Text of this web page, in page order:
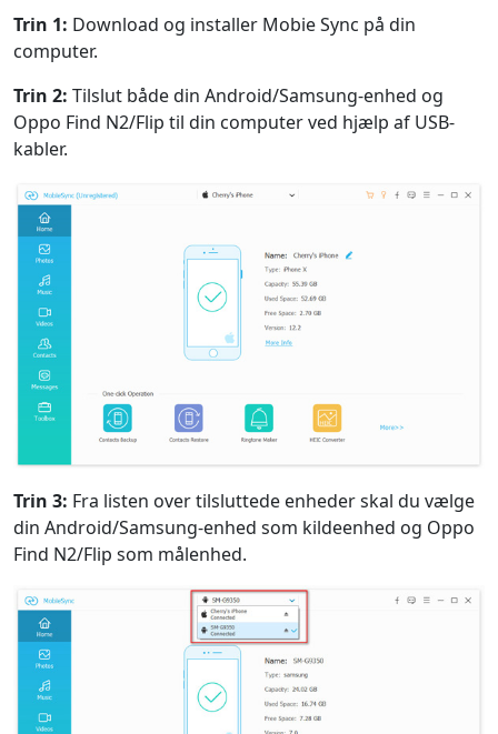
Trin 1: Download og installer Mobie Sync på din
computer.
Trin 2: Tilslut både din Android/Samsung-enhed og
Oppo Find N2/Flip til din computer ved hjælp af USB-
kabler.
Trin 3: Fra listen over tilsluttede enheder skal du vælge
din Android/Samsung-enhed som kildeenhed og Oppo
Find N2/Flip som målenhed.